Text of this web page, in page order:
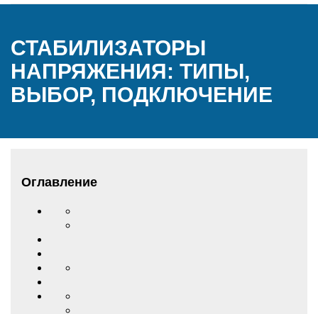
СТАБИЛИЗАТОРЫ
НАПРЯЖЕНИЯ: ТИПЫ,
ВЫБОР, ПОДКЛЮЧЕНИЕ
Оглавление